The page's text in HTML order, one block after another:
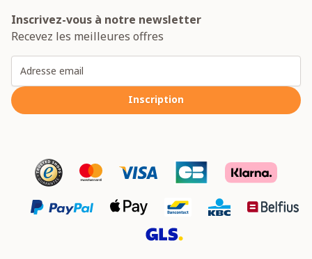
Inscrivez-vous à notre newsletter
Recevez les meilleures offres
Inscription